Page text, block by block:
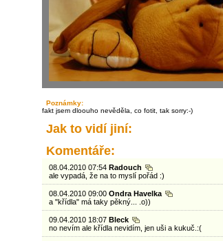
Poznámky:
fakt jsem dloouho nevěděla, co fotit, tak sorry:-)
Jak to vidí jiní:
Komentáře:
08.04.2010 07:54 Radouch
ale vypadá, že na to myslí pořád :)
08.04.2010 09:00 Ondra Havelka
a "křídla" má taky pěkný... .o))
09.04.2010 18:07 Bleck
no nevím ale křídla nevidím, jen uši a kukuč.:(